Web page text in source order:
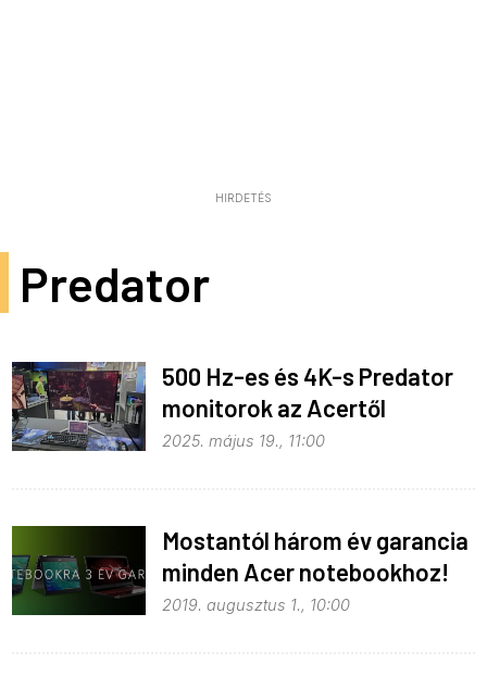
HIRDETÉS
Predator
500 Hz-es és 4K-s Predator
monitorok az Acertől
2025. május 19., 11:00
Mostantól három év garancia
minden Acer notebookhoz!
2019. augusztus 1., 10:00